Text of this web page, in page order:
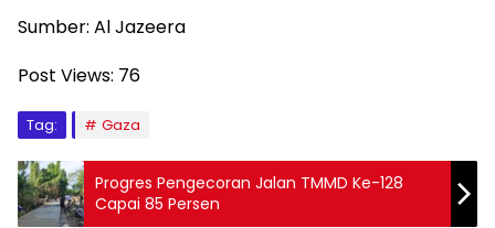
Sumber: Al Jazeera
Post Views: 76
Tag: Gaza
Progres Pengecoran Jalan TMMD Ke-128
Capai 85 Persen